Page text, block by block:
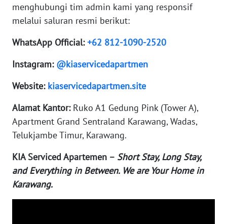
menghubungi tim admin kami yang responsif
melalui saluran resmi berikut:
WhatsApp Official: +62 812-1090-2520
Instagram: @kiaservicedapartmen
Website: kiaservicedapartmen.site
Alamat Kantor:Ruko A1 Gedung Pink (Tower A),
Apartment Grand Sentraland Karawang, Wadas,
Telukjambe Timur, Karawang.
KIA Serviced Apartemen – Short Stay, Long Stay,
and Everything in Between. We are Your Home in
Karawang.
MALUT
WN
DANAU
TOBA
NIAS
WN
LANGKAT